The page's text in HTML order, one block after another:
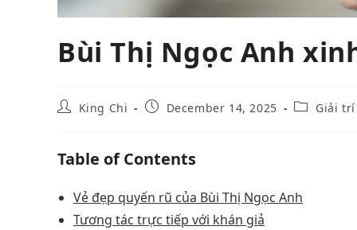
Bùi Thị Ngọc Anh
King Chi December 14, 2025 Giải trí
Table of Contents
Vẻ đẹp quyến rũ của Bùi Thị Ngọc Anh
Tương tác trực tiếp với khán giả